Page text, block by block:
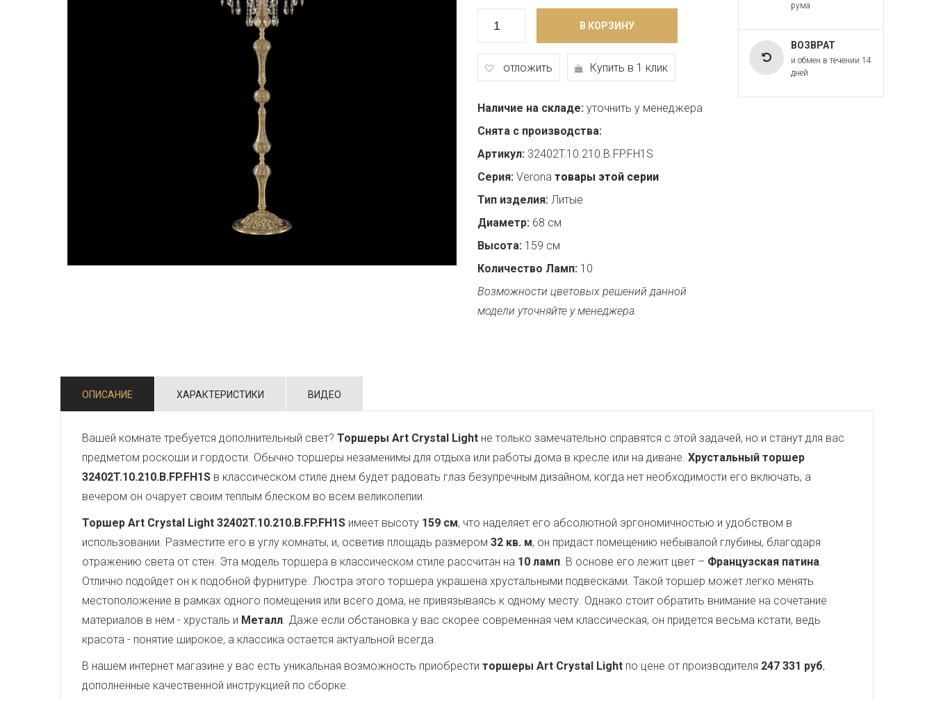
В КОРЗИНУ
отложить Купить в 1 клик
Наличие на складе: уточнить у менеджера
Снята с производства:
Артикул: 32402T.10.210.B.FP.FH1S
Серия: Verona товары этой серии
Тип изделия: Литые
Диаметр: 68 см
Высота: 159 см
Количество Ламп: 10
Возможности цветовых решений данной
модели уточняйте у менеджера.
рума
ВОЗВРАТ
и обмен в течении 14
дней
ОПИСАНИЕ ХАРАКТЕРИСТИКИ ВИДЕО
Вашей комнате требуется дополнительный свет? Торшеры Art Crystal Light не только замечательно справятся с этой задачей, но и станут для вас
предметом роскоши и гордости. Обычно торшеры незаменимы для отдыха или работы дома в кресле или на диване. Хрустальный торшер
32402T.10.210.B.FP.FH1S в классическом стиле днем будет радовать глаз безупречным дизайном, когда нет необходимости его включать, а
вечером он очарует своим теплым блеском во всем великолепии.
Торшер Art Crystal Light 32402T.10.210.B.FP.FH1S имеет высоту 159 см, что наделяет его абсолютной эргономичностью и удобством в
использовании. Разместите его в углу комнаты, и, осветив площадь размером 32 кв. м, он придаст помещению небывалой глубины, благодаря
отражению света от стен. Эта модель торшера в классическом стиле рассчитан на 10 ламп. В основе его лежит цвет – Французская патина.
Отлично подойдет он к подобной фурнитуре. Люстра этого торшера украшена хрустальными подвесками. Такой торшер может легко менять
местоположение в рамках одного помещения или всего дома, не привязываясь к одному месту. Однако стоит обратить внимание на сочетание
материалов в нем - хрусталь и Металл. Даже если обстановка у вас скорее современная чем классическая, он придется весьма кстати, ведь
красота - понятие широкое, а классика остается актуальной всегда.
В нашем интернет магазине у вас есть уникальная возможность приобрести торшеры Art Crystal Light по цене от производителя 247 331 руб,
дополненные качественной инструкцией по сборке.